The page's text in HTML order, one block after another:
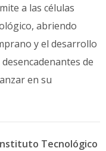
a las células
abriendo
y el desarrollo
de
en su
Tecnológico